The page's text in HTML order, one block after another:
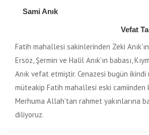
Sami Anık
Vefat
Fatih mahallesi sakinlerinden Zeki Anık'ın
Ersöz, Şermin ve Halil Anık'ın babası,
Anık vefat etmiştir. Cenazesi bugün ikindi
müteakip Fatih mahallesi eski camiinden
Merhuma Allah'tan rahmet yakınlarına
diliyoruz.